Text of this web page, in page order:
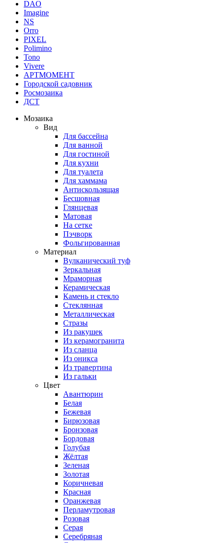
DAO
Imagine
NS
Orro
PIXEL
Polimino
Tono
Vivere
АРТМОМЕНТ
Городской садовник
Росмозаика
ДСТ
Мозаика
Вид
Для бассейна
Для ванной
Для гостиной
Для кухни
Для туалета
Для хаммама
Антискользящая
Бесшовная
Глянцевая
Матовая
На сетке
Пэчворк
Фольгированная
Материал
Вулканический туф
Зеркальная
Мраморная
Керамическая
Камень и стекло
Стеклянная
Металлическая
Стразы
Из ракушек
Из керамогранита
Из сланца
Из оникса
Из травертина
Из гальки
Цвет
Авантюрин
Белая
Бежевая
Бирюзовая
Бронзовая
Бордовая
Голубая
Жёлтая
Зеленая
Золотая
Коричневая
Красная
Оранжевая
Перламутровая
Розовая
Серая
Серебряная